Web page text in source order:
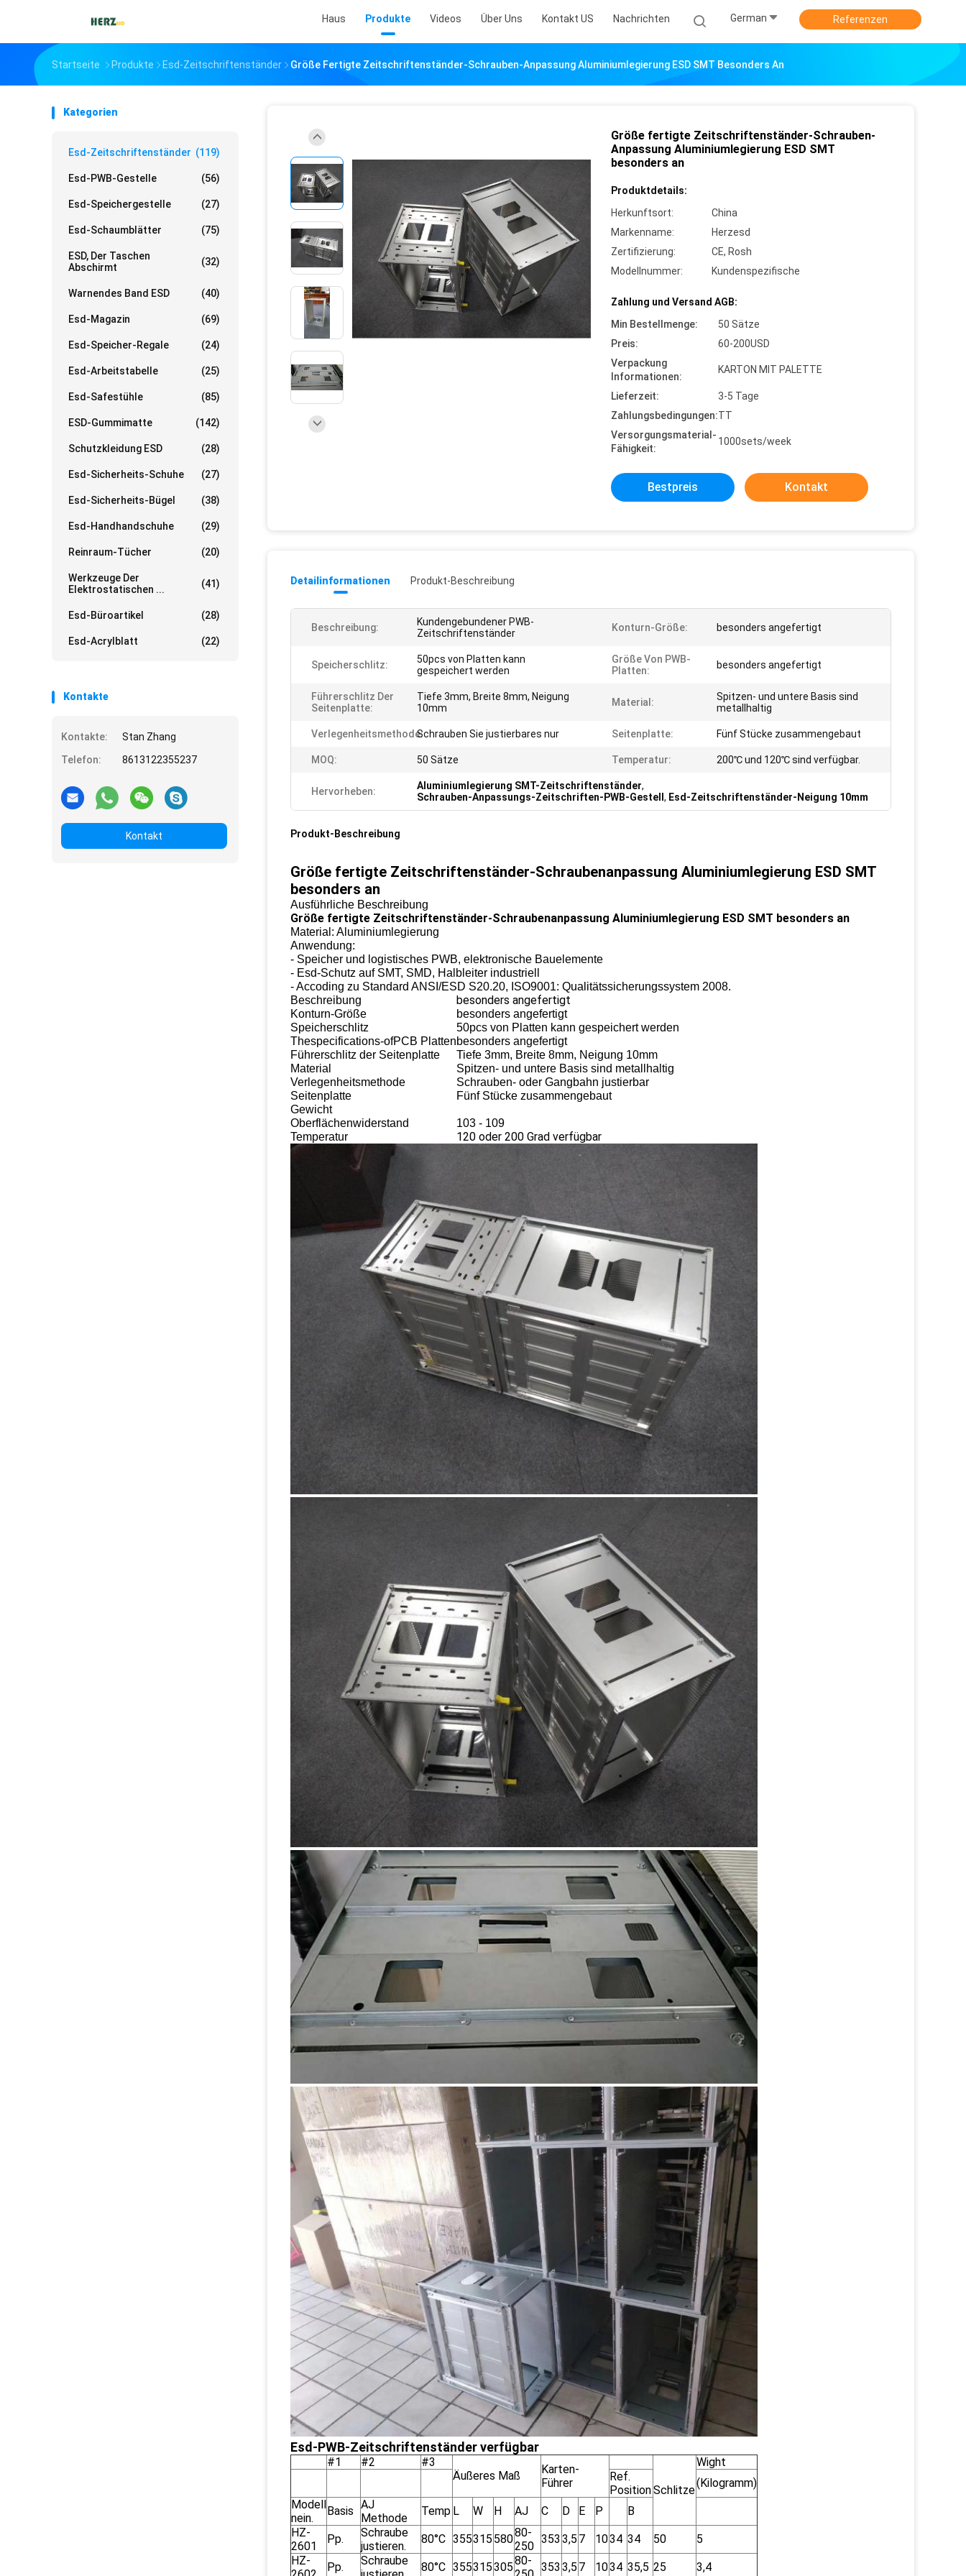
Haus Produkte Videos Über Uns Kontakt US Nachrichten German Referenzen
Startseite Produkte Esd-Zeitschriftenständer Größe Fertigte Zeitschriftenständer-Schrauben-Anpassung Aluminiumlegierung ESD SMT Besonders An
Kategorien
Esd-Zeitschriftenständer (119)
Esd-PWB-Gestelle (56)
Esd-Speichergestelle (27)
Esd-Schaumblätter (75)
ESD, Der Taschen
Abschirmt
(32)
Warnendes Band ESD (40)
Esd-Magazin (69)
Esd-Speicher-Regale (24)
Esd-Arbeitstabelle (25)
Esd-Safestühle (85)
ESD-Gummimatte (142)
Schutzkleidung ESD (28)
Esd-Sicherheits-Schuhe (27)
Esd-Sicherheits-Bügel (38)
Esd-Handhandschuhe (29)
Reinraum-Tücher (20)
Werkzeuge Der
Elektrostatischen ...
(41)
Esd-Büroartikel (28)
Esd-Acrylblatt (22)
Kontakte
Kontakte:
Stan Zhang
Telefon:
8613122355237
Kontakt
Größe fertigte Zeitschriftenständer-Schrauben-
Anpassung Aluminiumlegierung ESD SMT
besonders an
Produktdetails:
Herkunftsort:
China
Markenname:
Herzesd
Zertifizierung:
CE, Rosh
Modellnummer:
Kundenspezifische
Zahlung und Versand AGB:
Min Bestellmenge:
50 Sätze
Preis:
60-200USD
Verpackung
Informationen:
KARTON MIT PALETTE
Lieferzeit:
3-5 Tage
Zahlungsbedingungen:TT
Versorgungsmaterial-
Fähigkeit:
1000sets/week
Bestpreis Kontakt
Detailinformationen Produkt-Beschreibung
Beschreibung:
Kundengebundener PWB-
Zeitschriftenständer
Konturn-Größe: besonders angefertigt
Speicherschlitz:
50pcs von Platten kann
gespeichert werden
Größe Von PWB-
Platten:
besonders angefertigt
Führerschlitz Der
Seitenplatte:
Tiefe 3mm, Breite 8mm, Neigung
10mm
Material:
Spitzen- und untere Basis sind
metallhaltig
Verlegenheitsmethode:Schrauben Sie justierbares nur Seitenplatte: Fünf Stücke zusammengebaut
MOQ: 50 Sätze Temperatur: 200℃ und 120℃ sind verfügbar.
Hervorheben: Aluminiumlegierung SMT-Zeitschriftenständer,
Schrauben-Anpassungs-Zeitschriften-PWB-Gestell , Esd-Zeitschriftenständer-Neigung 10mm
Produkt-Beschreibung
Größe fertigte Zeitschriftenständer-Schraubenanpassung Aluminiumlegierung ESD SMT
besonders an
Ausführliche Beschreibung
Größe fertigte Zeitschriftenständer-Schraubenanpassung Aluminiumlegierung ESD SMT besonders an
Material: Aluminiumlegierung
Anwendung:
- Speicher und logistisches PWB, elektronische Bauelemente
- Esd-Schutz auf SMT, SMD, Halbleiter industriell
- Accoding zu Standard ANSI/ESD S20.20, ISO9001: Qualitätssicherungssystem 2008.
Beschreibung
besonders angefertigt
Konturn-Größe
besonders angefertigt
Speicherschlitz
50pcs von Platten kann gespeichert werden
Thespecifications-ofPCB Plattenbesonders angefertigt
Führerschlitz der Seitenplatte
Tiefe 3mm, Breite 8mm, Neigung 10mm
Material
Spitzen- und untere Basis sind metallhaltig
Verlegenheitsmethode
Schrauben- oder Gangbahn justierbar
Seitenplatte
Fünf Stücke zusammengebaut
Gewicht
Oberflächenwiderstand
103 - 109
Temperatur
120 oder 200 Grad verfügbar
Esd-PWB-Zeitschriftenständer verfügbar
#1 #2
#3
Äußeres Maß
Karten-
Führer
Schlitze
Wight
Ref.
Position
(Kilogramm)
Modell
nein.
Basis AJ
Methode
Temp L W H AJ C D E P
B
HZ-
2601
Pp.
Schraube
justieren.
80°C 355315 58080-
250
353 3,5 7 1034 34 50
5
HZ-
Pp.
Schraube
80°C 35531530580-
353 3,5 7 1034 35,5 25 3,4